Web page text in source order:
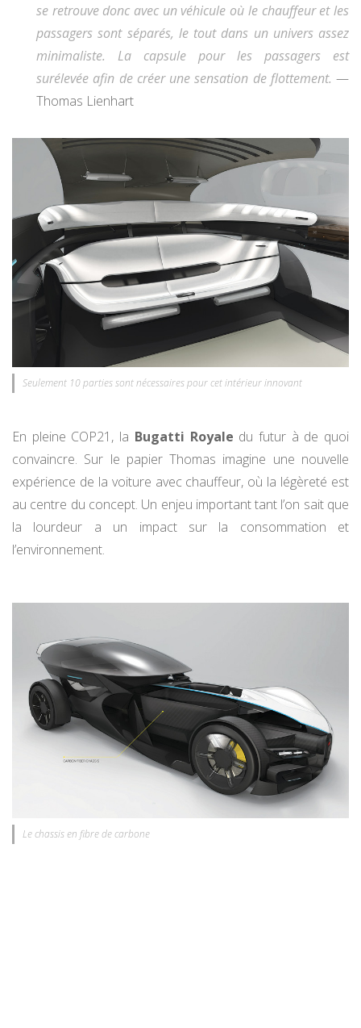
se retrouve donc avec un véhicule où le chauffeur et les
passagers sont séparés, le tout dans un univers assez
minimaliste. La capsule pour les passagers est
surélevée afin de créer une sensation de flottement. —
Thomas Lienhart
Seulement 10 parties sont nécessaires pour cet intérieur innovant
En pleine COP21, la Bugatti Royale du futur à de quoi
convaincre. Sur le papier Thomas imagine une nouvelle
expérience de la voiture avec chauffeur, où la légèreté est
au centre du concept. Un enjeu important tant l’on sait que
la lourdeur a un impact sur la consommation et
l’environnement.
Le chassis en fibre de carbone